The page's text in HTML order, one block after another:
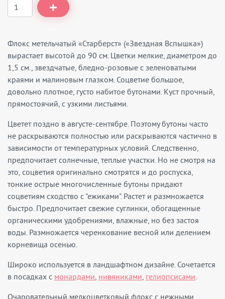
Флокс метельчатый «Старберст» («Звездная Вспышка»)
вырастает высотой до 90 см. Цветки мелкие, диаметром до
1,5 см., звездчатые, бледно-розовые с зеленоватыми
краями и малиновым глазком. Соцветие большое,
довольно плотное, густо набитое бутонами. Куст прочный,
прямостоячий, с узкими листьями.
Цветет поздно в августе-сентябре. Поэтому бутоны часто
не раскрываются полностью или раскрываются частично в
зависимости от температурных условий. Следственно,
предпочитает солнечные, теплые участки. Но не смотря на
это, соцветия оригинально смотрятся и до роспуска,
тонкие острые многочисленные бутоны придают
соцветиям сходство с "ежиками". Растет и размножается
быстро. Предпочитает свежие суглинки, обогащенные
органическими удобрениями, влажные, но без застоя
воды. Размножается черенкование весной или делением
корневища осенью.
Широко используется в ландшафтном дизайне. Сочетается
в посадках с монардами, нивяниками, гелиопсисами.
Очаровательный мелкоцветковый флокс с нежными